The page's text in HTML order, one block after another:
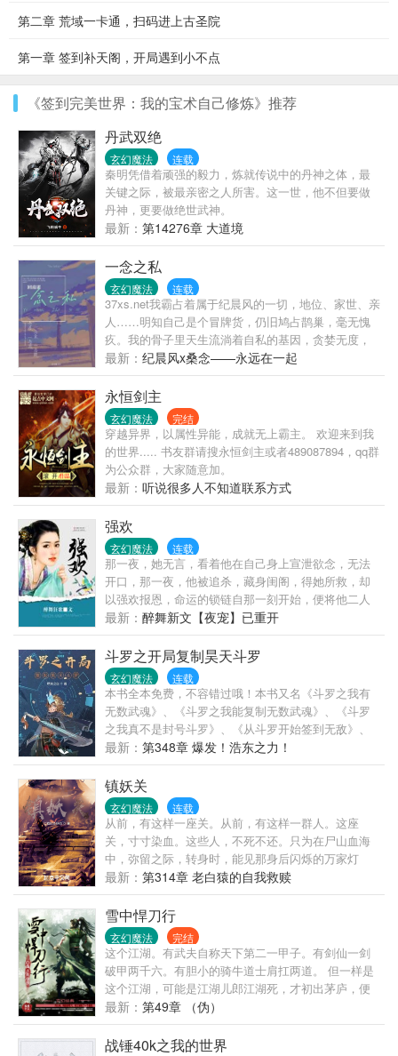
第二章 荒域一卡通，扫码进上古圣院
第一章 签到补天阁，开局遇到小不点
《签到完美世界：我的宝术自己修炼》推荐
丹武双绝
玄幻魔法 连载
秦明凭借着顽强的毅力，炼就传说中的丹神之体，最
关键之际，被最亲密之人所害。这一世，他不但要做
丹神，更要做绝世武神。
最新： 第14276章 大道境
一念之私
玄幻魔法 连载
37xs.net我霸占着属于纪晨风的一切，地位、家世、亲
人……明知自己是个冒牌货，仍旧鸠占鹊巢，毫无愧
疚。我的骨子里天生流淌着自私的基因，贪婪无度，
qianshuge.com卑鄙无耻，什么都想要，什么都要有，
并且……不打算改变。***一念善，一念恶；一念贪，
一念错。当混蛋拥有了爱人的能力，或许就是老天对
他混蛋的最大惩罚。***纪晨风x桑念，穷人家的贵公子
x富人家的混蛋封面感谢：三一几丶binhuo.cc
最新： 纪晨风x桑念——永远在一起
永恒剑主
玄幻魔法 完结
穿越异界，以属性异能，成就无上霸主。 欢迎来到我
的世界..... 书友群请搜永恒剑主或者489087894，qq群
为公众群，大家随意加。
最新： 听说很多人不知道联系方式
强欢
玄幻魔法 连载
那一夜，她无言，看着他在自己身上宣泄欲念，无法
开口，那一夜，他被追杀，藏身闺阁，得她所救，却
以强欢报恩，命运的锁链自那一刻开始，便将他二人
紧紧缠绕没有抛开红尘怨恋的勇气，只能忍着屈辱苟
且于世，而他，终究是她逃不了的噩梦，当做礼物，
她被送到他面前，再见她，他不识，只当她是意图谋
反之徒送来的奸细，受奸人迫害，囚禁冷宫，泪已
干，心死不易，他四面楚歌，她亦心急如焚，挺身而
出为他挡箭，奄奄一息之时，她依然笑靥如花，低诉
的却是令他心碎的话语贱之人终究承不了圣恩，若初
雪命大未死，请让初雪离开。
最新： 醉舞新文【夜宠】已重开
斗罗之开局复制昊天斗罗
玄幻魔法 连载
本书全本免费，不容错过哦！本书又名《斗罗之我有
无数武魂》、《斗罗之我能复制无数武魂》、《斗罗
之我真不是封号斗罗》、《从斗罗开始签到无敌》、
《斗罗之签到女神无敌》、《斗罗：复制成神》。叶
不群穿越斗罗大陆，获得亿年镜像兽武魂，从此开始
了他牛比哄哄的人生。“你是剑斗罗？不对，你是昊天
斗罗？雷霆斗罗、菊斗罗？该死！你到底是谁？！”“我
是谁不重要，我只想告诉你，无论你有多强，我一定
比你强。因为我能创造出另一个你。”“蓝电霸王龙家族
愿依附！”“七宝琉璃宗愿依附！”“昊天宗愿依附！”“武魂
殿愿依附！”“象甲宗愿依附！”“破之一族愿依附！”.....
不群却道：“算了算了，你们随意些，我这人自由惯
了。”叶不群：“这个问题真伤脑筋
啊。
已有超过百万字老书《海贼之神级火影系统》、《海
贼之死神副船长》，大佬们可以去看看。企鹅群：
49879
最新： 第348章 爆发！浩东之力！
镇妖关
玄幻魔法 连载
从前，有这样一座关。从前，有这样一群人。这座
关，寸寸染血。这些人，不死不还。只为在尸山血海
中，弥留之际，转身时，能见那身后闪烁的万家灯
火，岁岁平安。
最新： 第314章 老白猿的自我救赎
雪中悍刀行
玄幻魔法 完结
这个江湖。有武夫自称天下第二一甲子。有剑仙一剑
破甲两千六。有胆小的骑牛道士肩扛两道。 但一样是
这个江湖，可能是江湖儿郎江湖死，才初出茅庐，便
淹死在江湖中。可能对一个未入江湖的稚童来说，抱
住了一柄刀，便是抱住了整座江湖。 而主角，一刀将
江湖捅了个透！ 临了，喊一声：小二，上酒~
最新： 第49章 （伪）
战锤40k之我的世界